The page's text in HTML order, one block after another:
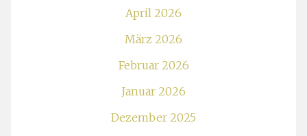
April 2026
März 2026
Februar 2026
Januar 2026
Dezember 2025